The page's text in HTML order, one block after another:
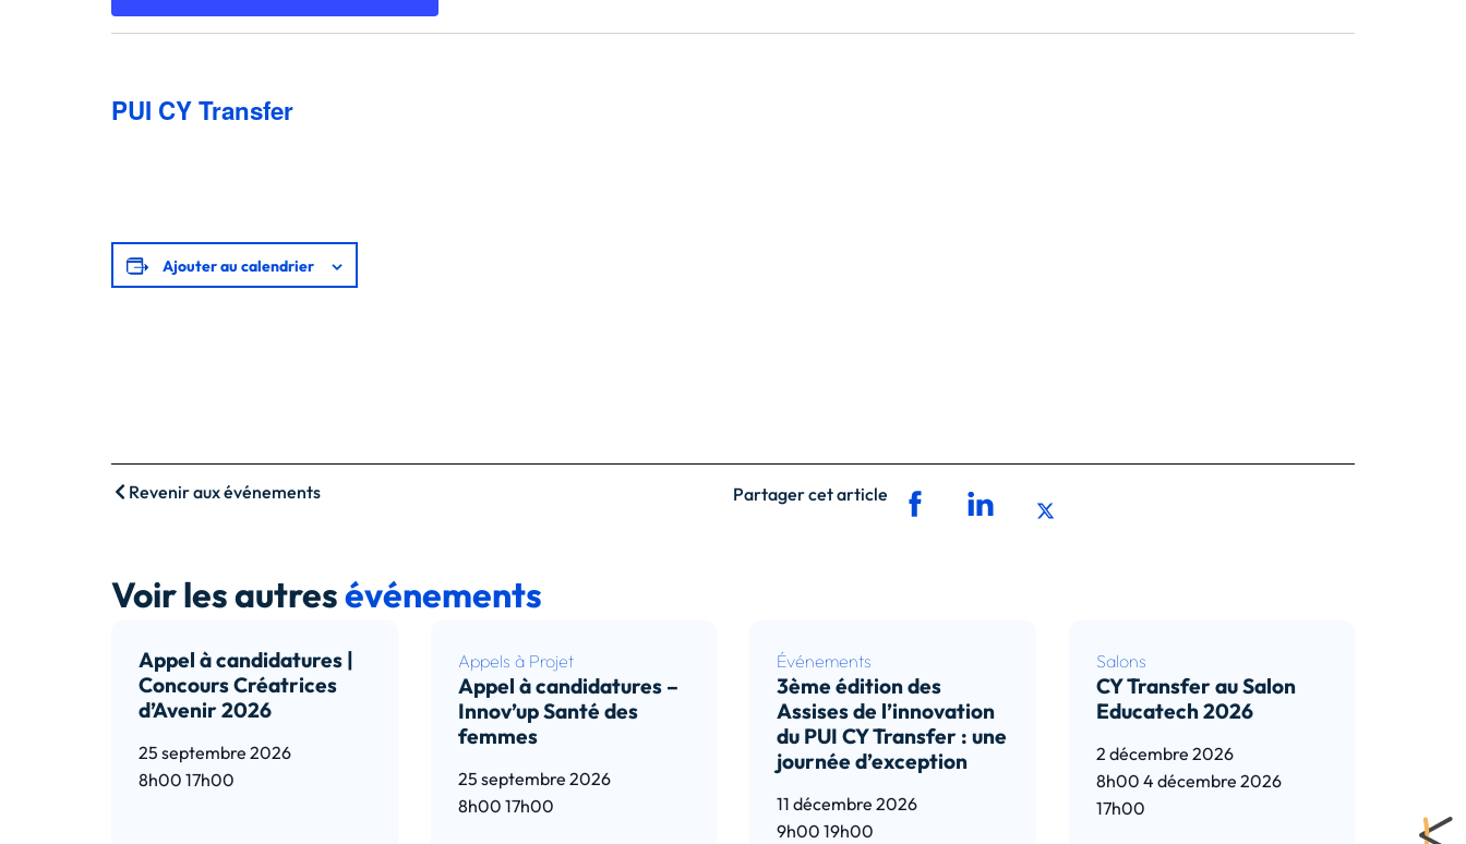
PUI CY Transfer
Ajouter au calendrier
Revenir aux événements Partager cet article
Voir les autresévénements
Appel à candidatures |
Concours Créatrices
d’Avenir 2026
25 septembre 2026
8h00 17h00
Appels à Projet
Appel à candidatures –
Innov’up Santé des
femmes
25 septembre 2026
8h00 17h00
Événements
3ème édition des
Assises de l’innovation
du PUI CY Transfer : une
journée d’exception
11 décembre 2026
9h00 19h00
Salons
CY Transfer au Salon
Educatech 2026
2 décembre 2026
8h00 4 décembre 2026
17h00